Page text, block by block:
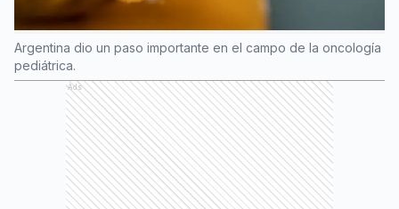
Argentina dio un paso importante en el campo de la oncología
pediátrica.
Ads